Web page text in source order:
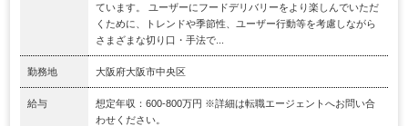
ています。 ユーザーにフードデリバリーをより楽しんでいただ
くために、トレンドや季節性、ユーザー行動等を考慮しながら
さまざまな切り口・手法で...
勤務地 大阪府大阪市中央区
給与
想定年収：600-800万円 ※詳細は転職エージェントへお問い合
わせください。